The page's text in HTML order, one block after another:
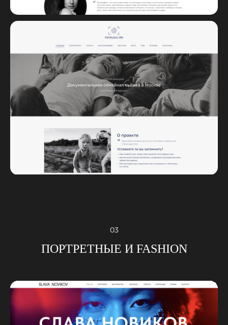
03
ПОРТРЕТНЫЕ И FASHION